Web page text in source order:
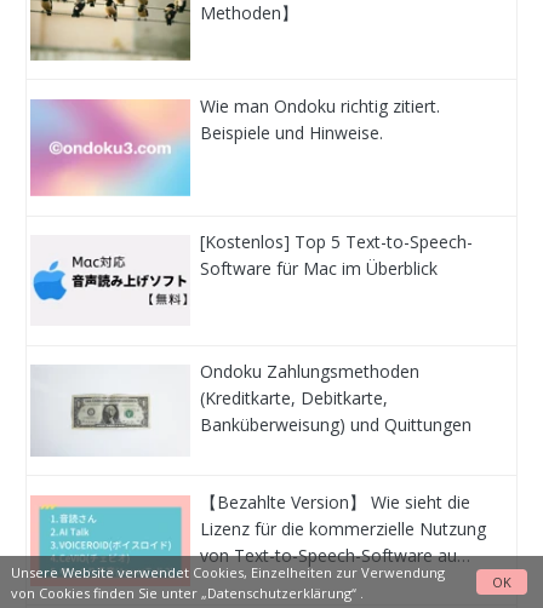
Methoden】
Wie man Ondoku richtig zitiert.
Beispiele und Hinweise.
[Kostenlos] Top 5 Text-to-Speech-
Software für Mac im Überblick
Ondoku Zahlungsmethoden
(Kreditkarte, Debitkarte,
Banküberweisung) und Quittungen
【Bezahlte Version】 Wie sieht die
Lizenz für die kommerzielle Nutzung
von Text-to-Speech-Software au…
Unsere Website verwendet Cookies, Einzelheiten zur Verwendung
von Cookies finden Sie unter „Datenschutzerklärung“.
OK